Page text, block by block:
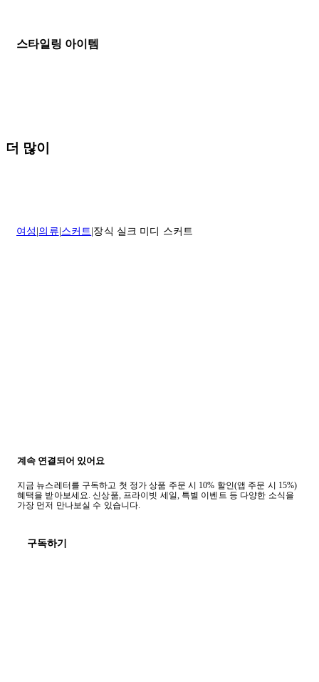
세일 기간에는 배송이 다소 지연될 수 있습니다. 궁금하신 점이 있거
나 도움이 필요하신 경우 고객센터로 문의해 주세요.
스타일링 아이템
더 많이
여성 의류 스커트 장식 실크 미디 스커트
계속 연결되어 있어요
지금 뉴스레터를 구독하고 첫 정가 상품 주문 시 10% 할인(앱 주문 시 15%)
혜택을 받아보세요. 신상품, 프라이빗 세일, 특별 이벤트 등 다양한 소식을
가장 먼저 만나보실 수 있습니다.
구독하기